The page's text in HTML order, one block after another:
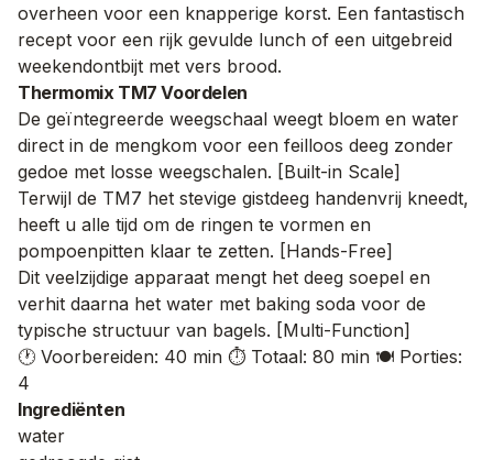
overheen voor een knapperige korst. Een fantastisch
recept voor een rijk gevulde lunch of een uitgebreid
weekendontbijt met vers brood.
Thermomix TM7 Voordelen
De geïntegreerde weegschaal weegt bloem en water
direct in de mengkom voor een feilloos deeg zonder
gedoe met losse weegschalen. [Built-in Scale]
Terwijl de TM7 het stevige gistdeeg handenvrij kneedt,
heeft u alle tijd om de ringen te vormen en
pompoenpitten klaar te zetten. [Hands-Free]
Dit veelzijdige apparaat mengt het deeg soepel en
verhit daarna het water met baking soda voor de
typische structuur van bagels. [Multi-Function]
🕐 Voorbereiden: 40 min ⏱️ Totaal: 80 min 🍽️ Porties:
4
Ingrediënten
water